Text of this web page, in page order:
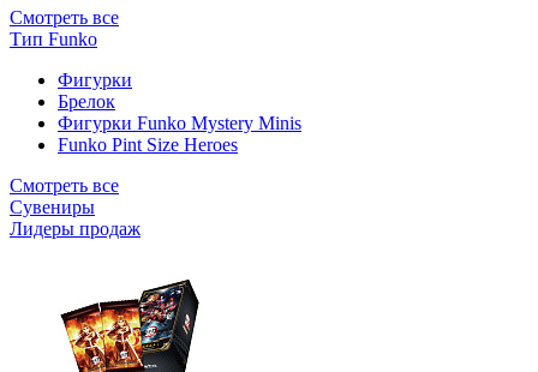
Смотреть все
Тип Funko
Фигурки
Брелок
Фигурки Funko Mystery Minis
Funko Pint Size Heroes
Смотреть все
Сувениры
Лидеры продаж